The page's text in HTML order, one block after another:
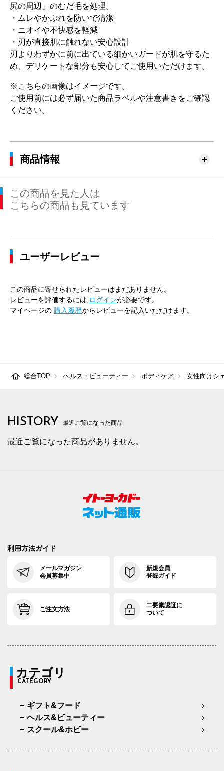
尻の周辺」のむだ毛を処理。
・ムレやかぶれを防いで清潔
・ニオイや不快感を軽減
・刃が直接肌に触れない安心設計
刃よりわずかに前に出ている細かいガードが肌を守るた
め、デリケートな部分も安心してご使用いただけます。
※こちらの画像はイメージです。
ご使用前には必ず届いた商品ラベルや注意書きをご確認
ください。
商品情報
この商品を見た人は
こちらの商品も見ています
ユーザーレビュー
この商品に寄せられたレビューはまだありません。
レビューを評価するには ログインが必要です。
マイページの 購入履歴からレビューを記入いただけます。
総合TOP ヘルス・ビューティー ボディケア 女性向けシ
HISTORY 最近ご覧になった商品
最近ご覧になった商品がありません。
利用方法ガイド
メールマガジン
会員募集中
新規会員
登録ガイド
ご注文方法
二要素認証に
ついて
カテゴリ
CATEGORY
ギフト&フード
ヘルス&ビューティー
スクール&ホビー